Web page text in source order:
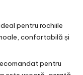
pentru rochiile
confortabilă și
pentru